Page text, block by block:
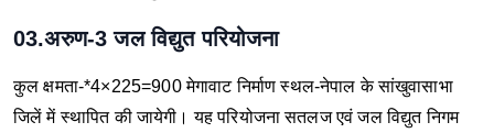
03.अरुण-3 जल विद्युत परियोजना
कुल क्षमता-*4×225=900 मेगावाट निर्माण स्थल-नेपाल के सांखुवासाभा
जिलें में स्थापित की जायेगी। यह परियोजना सतलज एवं जल विद्युत निगम